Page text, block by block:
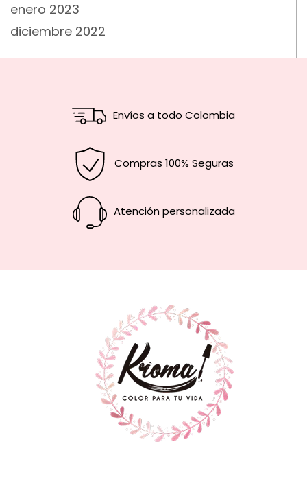
enero 2023
diciembre 2022
Envíos a todo Colombia
Compras 100% Seguras
Atención personalizada